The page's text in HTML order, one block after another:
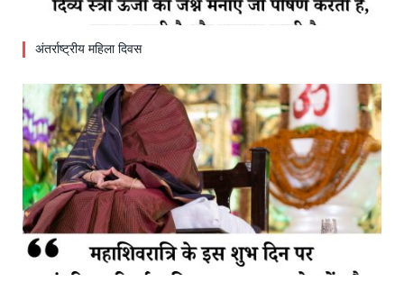
अंतर्राष्ट्रीय महिला दिवस